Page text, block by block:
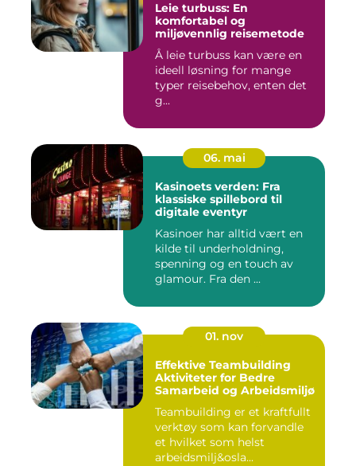
Leie turbuss: En
komfortabel og
miljøvennlig reisemetode
Å leie turbuss kan være en
ideell løsning for mange
typer reisebehov, enten det
g...
06. mai
Kasinoets verden: Fra
klassiske spillebord til
digitale eventyr
Kasinoer har alltid vært en
kilde til underholdning,
spenning og en touch av
glamour. Fra den ...
01. nov
Effektive Teambuilding
Aktiviteter for Bedre
Samarbeid og Arbeidsmiljø
Teambuilding er et kraftfullt
verktøy som kan forvandle
et hvilket som helst
arbeidsmilj&osla...